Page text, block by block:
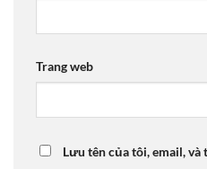
Trang web
Lưu tên của tôi, email,